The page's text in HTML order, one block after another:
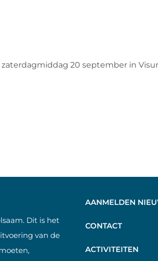
20 september in
Dit is het
van de
AANMELDEN
CONTACT
ACTIVITEITEN